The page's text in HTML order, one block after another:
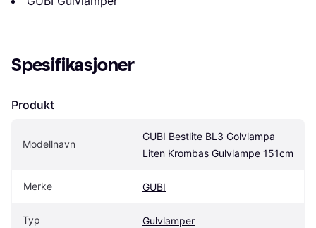
Spesifikasjoner
Produkt
Modellnavn
GUBI Bestlite BL3 Golvlampa
Liten Krombas Gulvlampe 151cm
Merke GUBI
Typ Gulvlamper